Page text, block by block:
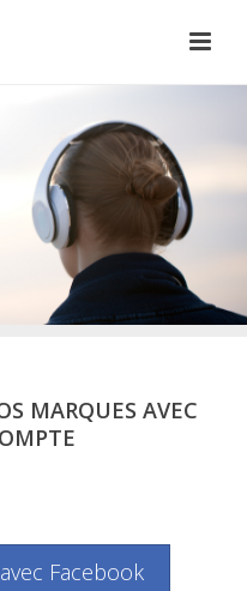
MARQUES AVEC
Facebook